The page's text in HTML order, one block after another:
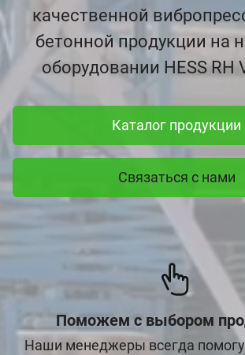
качественной
бетонной продукции на
оборудовании HESS RH
Каталог продукции
Связаться с нами
Поможем с выбором
Наши менеджеры всегда